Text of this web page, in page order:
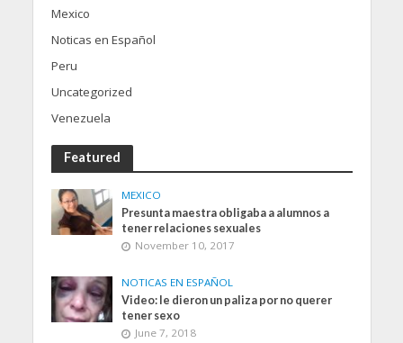
Mexico
Noticas en Español
Peru
Uncategorized
Venezuela
Featured
MEXICO
Presunta maestra obligaba a alumnos a
tener relaciones sexuales
November 10, 2017
NOTICAS EN ESPAÑOL
Video: le dieron un paliza por no querer
tener sexo
June 7, 2018